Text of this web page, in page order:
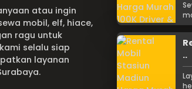
atau ingin
mobil, elf, hiace,
ragu untuk
selalu siap
layanan
..